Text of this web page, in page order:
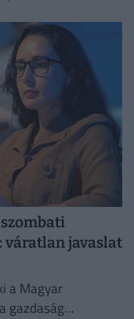
váratlan javaslat
a Magyar
gazdaság